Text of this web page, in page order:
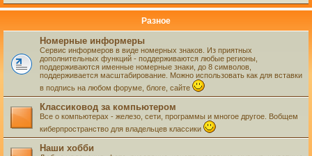
Разное
Номерные информеры
Сервис информеров в виде номерных знаков. Из приятных
дополнительных функций - поддерживаются любые регионы,
поддерживаются именные номерные знаки, до 8 символов,
поддерживается масштабирование. Можно использовать как для вставки
в подпись на любом форуме, блоге, сайте
Классиковод за компьютером
Все о компьютерах - железо, сети, программы и многое другое. Вобщем
киберпространство для владельцев классики
Наши хобби